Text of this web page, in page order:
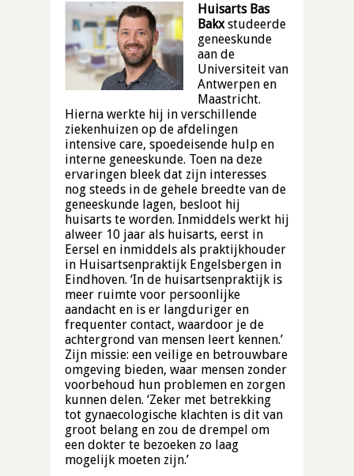
Huisarts Bas
Bakxstudeerde
geneeskunde
aan de
Universiteit van
Antwerpen en
Maastricht.
Hierna werkte hij in verschillende
ziekenhuizen op de afdelingen
intensive care, spoedeisende hulp en
interne geneeskunde. Toen na deze
ervaringen bleek dat zijn interesses
nog steeds in de gehele breedte van de
geneeskunde lagen, besloot hij
huisarts te worden. Inmiddels werkt hij
alweer 10 jaar als huisarts, eerst in
Eersel en inmiddels als praktijkhouder
in Huisartsenpraktijk Engelsbergen in
Eindhoven. ‘In de huisartsenpraktijk is
meer ruimte voor persoonlijke
aandacht en is er langduriger en
frequenter contact, waardoor je de
achtergrond van mensen leert kennen.’
Zijn missie: een veilige en betrouwbare
omgeving bieden, waar mensen zonder
voorbehoud hun problemen en zorgen
kunnen delen. ‘Zeker met betrekking
tot gynaecologische klachten is dit van
groot belang en zou de drempel om
een dokter te bezoeken zo laag
mogelijk moeten zijn.’